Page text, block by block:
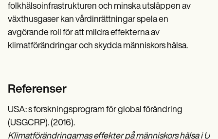
folkhälsoinfrastrukturen och minska utsläppen av
växthusgaser kan vårdinrättningar spela en
avgörande roll för att mildra effekterna av
klimatförändringar och skydda människors hälsa.
Referenser
USA: s forskningsprogram för global förändring
(USGCRP). (2016).
Klimatförändringarnas effekter på människors hälsa i